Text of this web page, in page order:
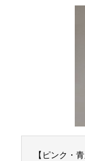
【ピンク・